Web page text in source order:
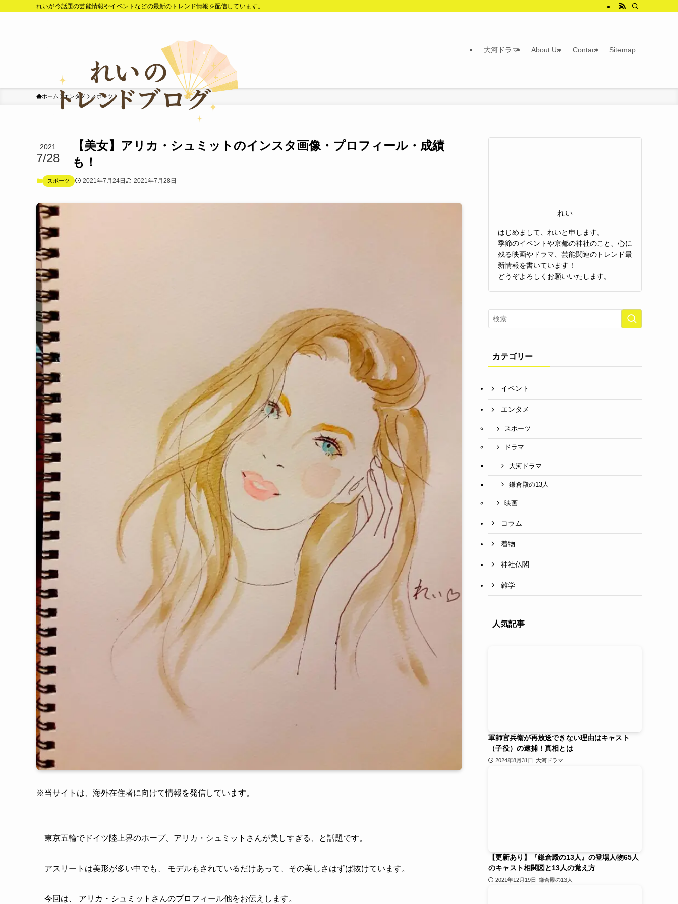
れいが今話題の芸能情報やイベントなどの最新のトレンド情報を配信しています。
大河ドラマ About Us Contact Sitemap
ホーム エンタメ スポーツ
【美女】アリカ・シュミットのインスタ画像・プロフィール・成績
も！
2021
7/28
スポーツ 2021年7月24日 2021年7月28日
※当サイトは、海外在住者に向けて情報を発信しています。
東京五輪でドイツ陸上界のホープ、アリカ・シュミットさんが美しすぎる、と話題です。
アスリートは美形が多い中でも、 モデルもされているだけあって、その美しさはずば抜けています。
今回は、 アリカ・シュミットさんのプロフィール他をお伝えします。
れい
はじめまして、れいと申します。
季節のイベントや京都の神社のこと、心に
残る映画やドラマ、芸能関連のトレンド最
新情報を書いています！
どうぞよろしくお願いいたします。
カテゴリー
イベント
エンタメ
スポーツ
ドラマ
大河ドラマ
鎌倉殿の13人
映画
コラム
着物
神社仏閣
雑学
人気記事
軍師官兵衛が再放送できない理由はキャスト
（子役）の逮捕！真相とは
2024年8月31日 大河ドラマ
【更新あり】『鎌倉殿の13人』の登場人物65人
のキャスト相関図と13人の覚え方
2021年12月19日 鎌倉殿の13人